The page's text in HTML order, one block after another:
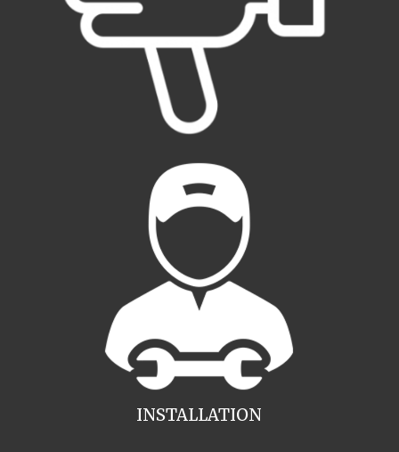
INSTALLATION